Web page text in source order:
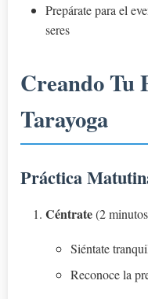
Prepárate para el
seres
Creando Tu
Tarayoga
Práctica
Céntrate(2
Siéntate
Reconoce la